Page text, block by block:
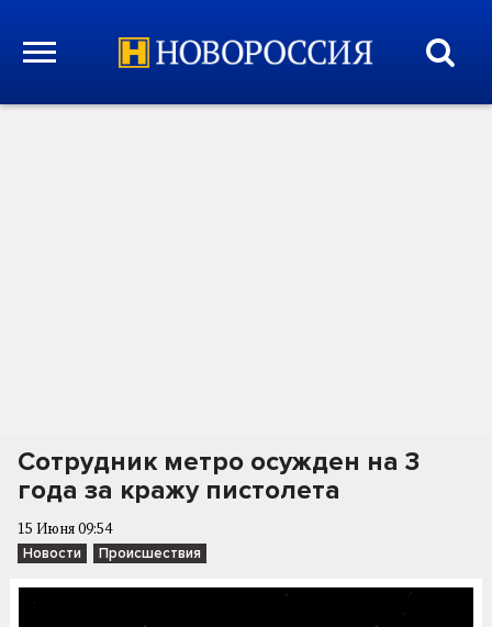
Сотрудник метро осужден на 3
года за кражу пистолета
15 Июня 09:54
Новости Происшествия